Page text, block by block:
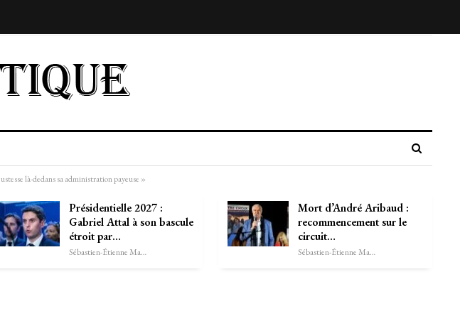
là-dedans sa administration payeuse »
Présidentielle 2027 :
Gabriel Attal à son bascule
étroit par…
Sébastien-Étienne Marechal
Mort d’André Aribaud :
recommencement sur le
circuit…
Sébastien-Étienne Marechal